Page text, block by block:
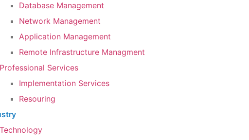
Database Management
Network Management
Application Management
Remote Infrastructure Managment
Professional Services
Implementation Services
Resouring
Technology